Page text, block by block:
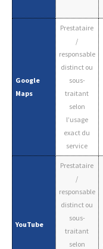
Google
Maps
Prestataire
/
responsable
distinct ou
sous-
traitant
selon
l’usage
exact du
service
YouTube
Prestataire
/
responsable
distinct ou
sous-
traitant
selon